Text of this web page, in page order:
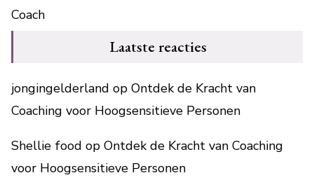
Coach
Laatste reacties
jongingelderland op Ontdek de Kracht van
Coaching voor Hoogsensitieve Personen
Shellie food op Ontdek de Kracht van Coaching
voor Hoogsensitieve Personen